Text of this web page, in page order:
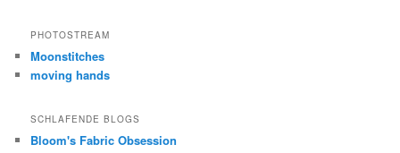
PHOTOSTREAM
Moonstitches
moving hands
SCHLAFENDE BLOGS
Bloom's Fabric Obsession